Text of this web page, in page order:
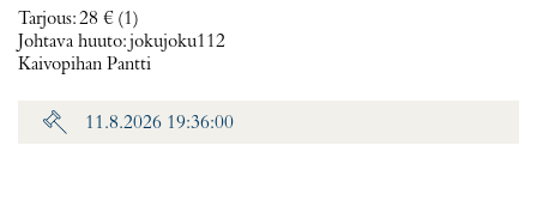
Tarjous:28 € (1)
Johtava huuto:jokujoku112
Kaivopihan Pantti
11.8.2026 19:36:00